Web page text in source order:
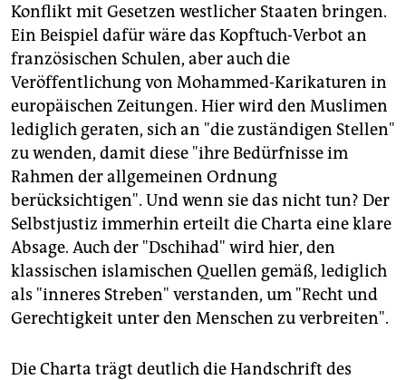
Konflikt mit Gesetzen westlicher Staaten bringen.
Ein Beispiel dafür wäre das Kopftuch-Verbot an
französischen Schulen, aber auch die
Veröffentlichung von Mohammed-Karikaturen in
europäischen Zeitungen. Hier wird den Muslimen
lediglich geraten, sich an "die zuständigen Stellen"
zu wenden, damit diese "ihre Bedürfnisse im
Rahmen der allgemeinen Ordnung
berücksichtigen". Und wenn sie das nicht tun? Der
Selbstjustiz immerhin erteilt die Charta eine klare
Absage. Auch der "Dschihad" wird hier, den
klassischen islamischen Quellen gemäß, lediglich
als "inneres Streben" verstanden, um "Recht und
Gerechtigkeit unter den Menschen zu verbreiten".
Die Charta trägt deutlich die Handschrift des